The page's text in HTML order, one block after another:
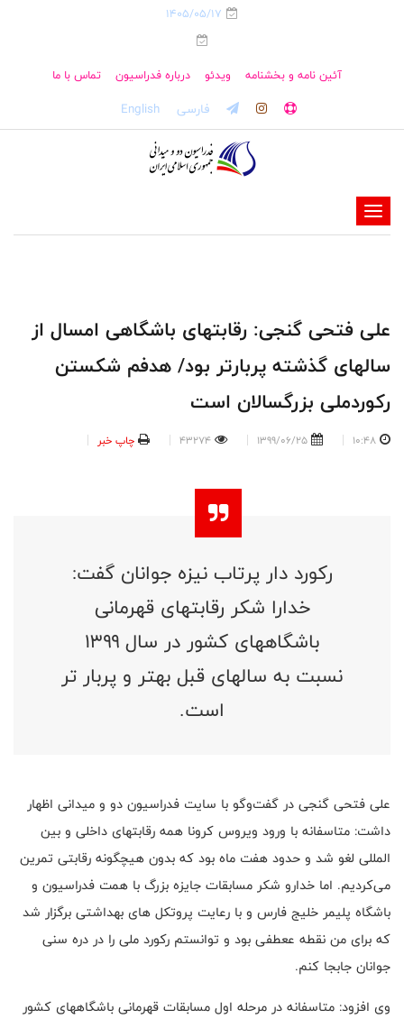
1405/05/17
آئین نامه و بخشنامه ویدئو درباره فدراسیون تماس با ما
فارسی English
-
-
-
علی فتحی گنجی: رقابتهای باشگاهی امسال از
سالهای گذشته پربارتر بود/ هدفم شکستن
رکوردملی بزرگسالان است
10:48
1399/06/25
43274 چاپ خبر
رکورد دار پرتاب نیزه جوانان گفت:
خدارا شکر رقابتهای قهرمانی
باشگاههای کشور در سال ۱۳۹۹
نسبت به سالهای قبل بهتر و پربار تر
است.
علی فتحی گنجی در گفت‌وگو با سایت فدراسیون دو و میدانی اظهار
داشت: متاسفانه با ورود ویروس کرونا همه رقابتهای داخلی و بین
المللی لغو شد و حدود هفت ماه بود که بدون هیچگونه رقابتی تمرین
می‌کردیم. اما خدارو شکر مسابقات جایزه بزرگ با همت فدراسیون و
باشگاه پلیمر خلیج فارس و با رعایت پروتکل های بهداشتی برگزار شد
که برای من نقطه ععطفی بود و توانستم رکورد ملی را در دره سنی
جوانان جابجا کنم.
وی افزود: متاسفانه در مرحله اول مسابقات قهرمانی باشگاههای کشور